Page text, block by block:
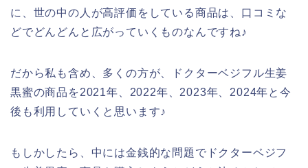
に、世の中の人が高評価をしている商品は、口コミな
どでどんどんと広がっていくものなんですね♪
だから私も含め、多くの方が、ドクターベジフル生姜
黒蜜の商品を2021年、2022年、2023年、2024年と今
後も利用していくと思います♪
もしかしたら、中には金銭的な問題でドクターベジフ